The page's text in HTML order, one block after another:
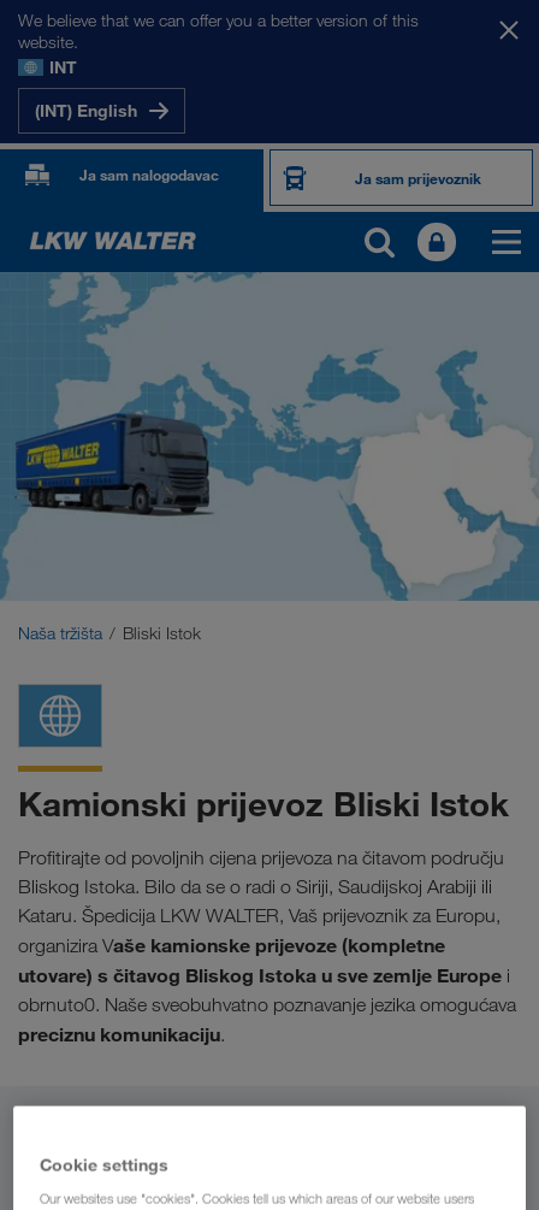
We believe that we can offer you a better version of this
website.
INT
(INT) English
Ja sam nalogodavac Ja sam prijevoznik
NAŠA TRŽIŠTA
Srednja Azija
Rusija
Naša tržišta Bliski Istok
Kamionski prijevoz Bliski Istok
Profitirajte od povoljnih cijena prijevoza na čitavom području
Bliskog Istoka. Bilo da se o radi o Siriji, Saudijskoj Arabiji ili
Kataru. Špedicija LKW WALTER, Vaš prijevoznik za Europu,
organizira Vaše kamionske prijevoze (kompletne
utovare) s čitavog Bliskog Istoka u sve zemlje Europe i
obrnuto0. Naše sveobuhvatno poznavanje jezika omogućava
preciznu komunikaciju.
Hrvatska
Cookie settings
Our websites use "cookies". Cookies tell us which areas of our website users